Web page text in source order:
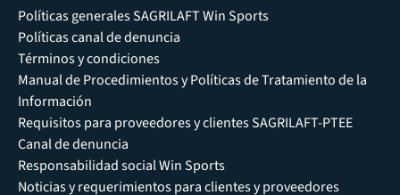
Políticas generales SAGRILAFT Win Sports
Políticas canal de denuncia
Términos y condiciones
Manual de Procedimientos y Políticas de Tratamiento de la
Información
Requisitos para proveedores y clientes SAGRILAFT-PTEE
Canal de denuncia
Responsabilidad social Win Sports
Noticias y requerimientos para clientes y proveedores